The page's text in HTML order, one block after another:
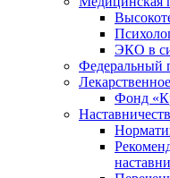
ЭКО в
Федеральный
Фонд